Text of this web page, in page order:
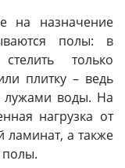
на назначение
полы: в
только
плитку – ведь
лужами воды. На
нагрузка от
ламинат, а также
полы.